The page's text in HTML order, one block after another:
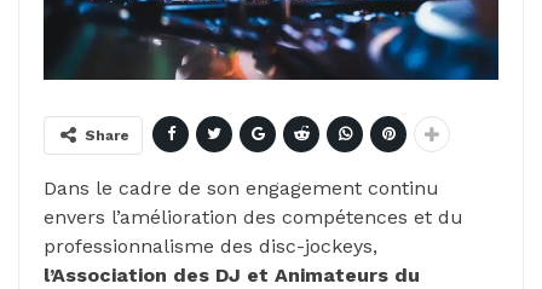
Share
Dans le cadre de son engagement continu
envers l’amélioration des compétences et du
professionnalisme des disc-jockeys,
l’Association des DJ et Animateurs du